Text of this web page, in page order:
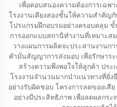
เพื่อตอบสนองความต้องการเฉพ
โรงงานเตียงสองชั้นให้ความสำคัญ
โปรแกรมฝึกอบรมอย่างครอบคลุม
การออกแบบสถานีทำงานที่เหมาะ
วางแผนการผลิตจะประสานงานก
คำมั่นสัญญาการส่งมอบ เพื่อรักษาร
สร้างความพึงพอใจให้ลูกค้า ปร
โรงงานจำนวนมากนำแนวทางที่ยั่ง
อย่างรับผิดชอบ โครงการลดของเสี
อย่างมีประสิทธิภาพ เพื่อลดผลกร